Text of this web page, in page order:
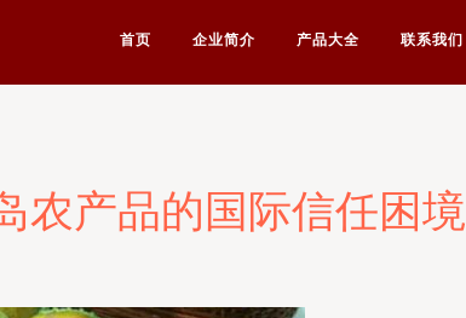
首页 企业简介 产品大全 联系我们
农产品的国际信任困境